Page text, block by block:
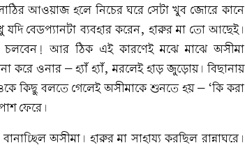
আওয়াজ হলে নিচের ঘরে সেটা খুব জোরে কানে
বেডপ্যানটা ব্যবহার করেন, হারুর মা তো আছেই।
আর ঠিক এই কারণেই মঝে মাঝে অসীমা
করে ওনার – হ্যাঁ হ্যাঁ, মরলেই হাড় জুড়োয়। বিছানায়
কিছু বলতে গেলেই অসীমাকে শুনতে হয় – ‘কি করা
ফেরে।
অসীমা। হারুর মা সাহায্য করছিল রান্নাঘরে।